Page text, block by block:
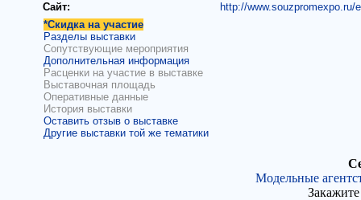
Сайт:
http://
*Скидка на участие
Разделы выставки
Сопутствующие мероприятия
Дополнительная информация
Расценки на участие в выставке
Выставочная площадь
Оперативные данные
История выставки
Оставить отзыв о выставке
Другие выставки той же тематики
Модельные